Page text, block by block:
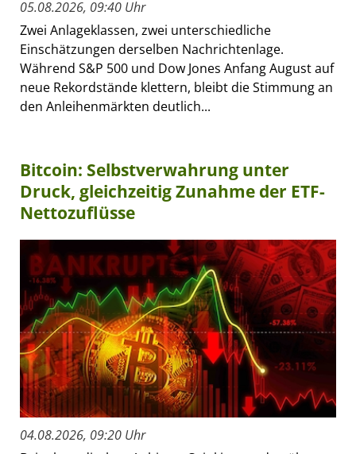
05.08.2026, 09:40 Uhr
Zwei Anlageklassen, zwei unterschiedliche
Einschätzungen derselben Nachrichtenlage.
Während S&P 500 und Dow Jones Anfang August auf
neue Rekordstände klettern, bleibt die Stimmung an
den Anleihenmärkten deutlich...
Bitcoin: Selbstverwahrung unter
Druck, gleichzeitig Zunahme der ETF-
Nettozuflüsse
04.08.2026, 09:20 Uhr